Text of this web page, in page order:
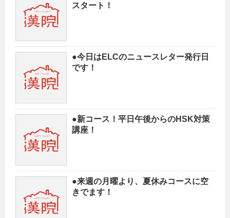
スタート！
●今日はELCのニュースレター発行日
です！
●新コース！平日午後からのHSK対策
講座！
●来週の月曜より、夏休みコースに空
きでます！